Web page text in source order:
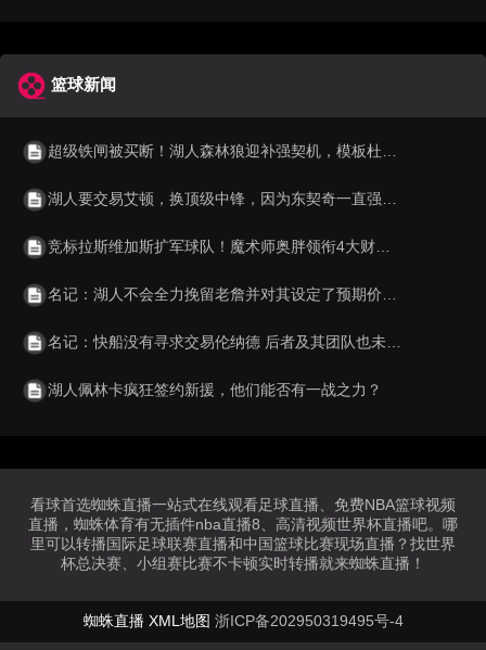
篮球新闻
超级铁闸被买断！湖人森林狼迎补强契机，模板杜兰特，因膝伤转型
湖人要交易艾顿，换顶级中锋，因为东契奇一直强调要强力内线
竞标拉斯维加斯扩军球队！魔术师奥胖领衔4大财团 乔丹也可能入股
名记：湖人不会全力挽留老詹并对其设定了预期价码 决定权在后者
名记：快船没有寻求交易伦纳德 后者及其团队也未表达过任何不满
湖人佩林卡疯狂签约新援，他们能否有一战之力？
看球首选蜘蛛直播一站式在线观看足球直播、免费NBA篮球视频
直播，蜘蛛体育有无插件nba直播8、高清视频世界杯直播吧。哪
里可以转播国际足球联赛直播和中国篮球比赛现场直播？找世界
杯总决赛、小组赛比赛不卡顿实时转播就来蜘蛛直播！
蜘蛛直播 XML地图 浙ICP备202950319495号-4